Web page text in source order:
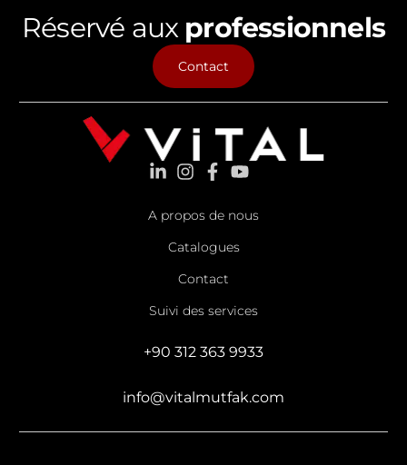
Réservé aux professionnels
Contact
A propos de nous
Catalogues
Contact
Suivi des services
+90 312 363 9933
info@vitalmutfak.com